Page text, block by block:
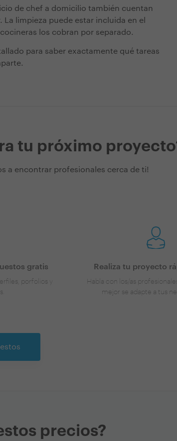
de chef a domicilio también cuentan
limpieza puede estar incluida en el
los cobran por separado.
para saber exactamente qué tareas
tu próximo
a encontrar profesionales cerca de ti!
gratis
porfolios y
Realiza tu proyecto
Habla con los/as
mejor se adapte a tus
precios?